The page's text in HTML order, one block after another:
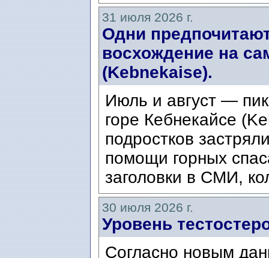
31 июля 2026 г.
Одни
восхождение на
(Kebnekaise).
Июль и август — пик
горе Кебнекайсе
подростков
помощи горных
заголовки в СМИ,
30 июля 2026 г.
Уровень
Согласно новым